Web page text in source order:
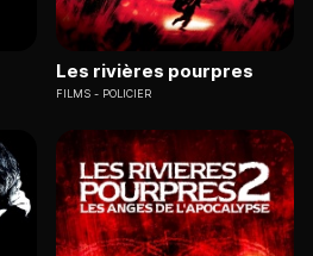
Les rivières pourpres
FILMS POLICIER